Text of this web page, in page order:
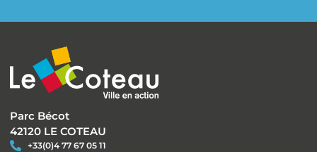
Parc Bécot
42120 LE COTEAU
+33(0)4 77 67 05 11